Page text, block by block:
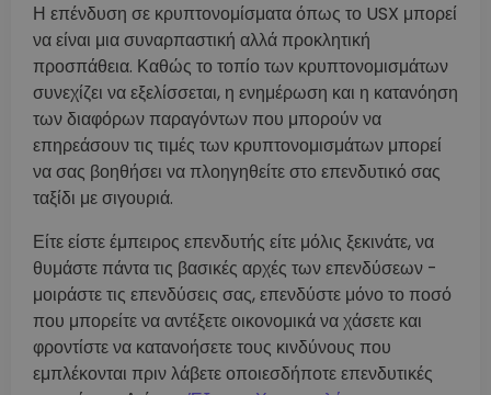
Η επένδυση σε κρυπτονομίσματα όπως το USX μπορεί
να είναι μια συναρπαστική αλλά προκλητική
προσπάθεια. Καθώς το τοπίο των κρυπτονομισμάτων
συνεχίζει να εξελίσσεται, η ενημέρωση και η κατανόηση
των διαφόρων παραγόντων που μπορούν να
επηρεάσουν τις τιμές των κρυπτονομισμάτων μπορεί
να σας βοηθήσει να πλοηγηθείτε στο επενδυτικό σας
ταξίδι με σιγουριά.
Είτε είστε έμπειρος επενδυτής είτε μόλις ξεκινάτε, να
θυμάστε πάντα τις βασικές αρχές των επενδύσεων -
μοιράστε τις επενδύσεις σας, επενδύστε μόνο το ποσό
που μπορείτε να αντέξετε οικονομικά να χάσετε και
φροντίστε να κατανοήσετε τους κινδύνους που
εμπλέκονται πριν λάβετε οποιεσδήποτε επενδυτικές